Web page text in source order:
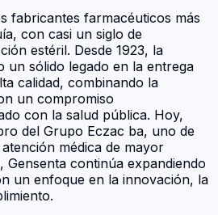
fabricantes farmacéuticos más
con casi un siglo de
estéril. Desde 1923, la
un sólido legado en la entrega
calidad, combinando la
un compromiso
con la salud pública. Hoy,
del Grupo Eczac ba, uno de
médica de mayor
continúa expandiendo
un enfoque en la innovación, la